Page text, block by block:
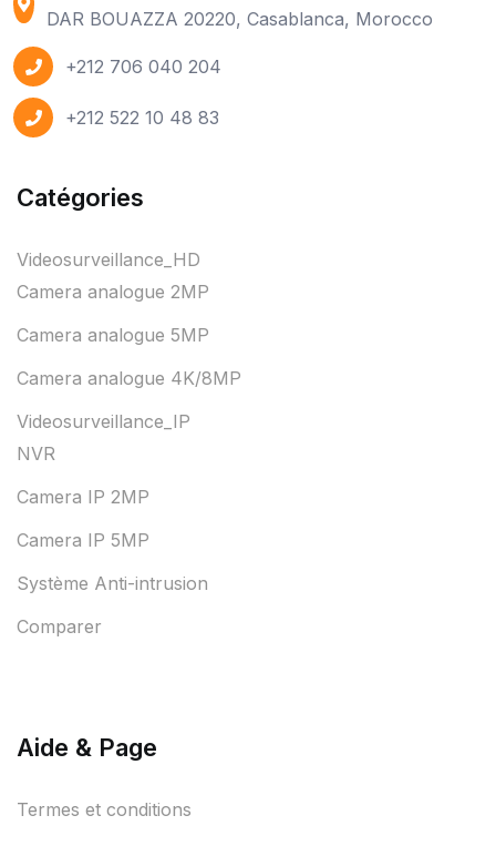
DAR BOUAZZA 20220, Casablanca, Morocco
+212 706 040 204
+212 522 10 48 83
Catégories
Videosurveillance_HD
Camera analogue 2MP
Camera analogue 5MP
Camera analogue 4K/8MP
Videosurveillance_IP
NVR
Camera IP 2MP
Camera IP 5MP
Système Anti-intrusion
Comparer
Aide & Page
Termes et conditions